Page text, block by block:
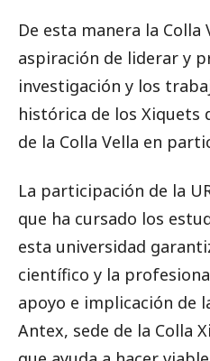
De esta manera la Colla
aspiración de liderar y
investigación y los
histórica de los Xiquets
de la Colla Vella en
La participación de la
que ha cursado los
esta universidad
científico y la
apoyo e implicación de
Antex, sede de la Colla